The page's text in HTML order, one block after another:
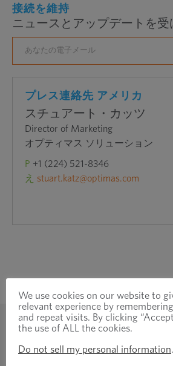
ブ
を
新
し
い
ウ
ィ
き
ま
す
接続を維持
ニュースとアップデートを受
プレス連絡先 アメリカ
スチュアート・カッツ
Director of Marketing
オプティマス ソリューション
P +1 (224) 521-8346
え
stuart.katz@optimas.com
We use cookies on our website to
relevant experience by
and repeat visits. By clicking
the use of ALL the cookies.
Do not sell my personal information.